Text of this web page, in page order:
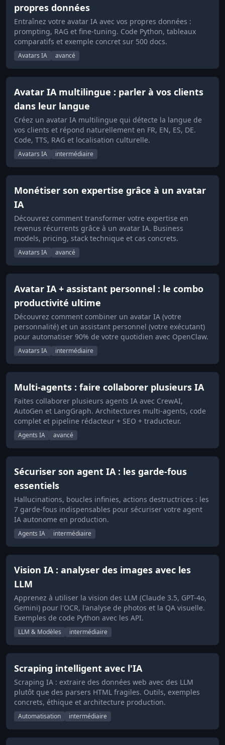
propres données
Entraînez votre avatar IA avec vos propres données :
prompting, RAG et fine-tuning. Code Python, tableaux
comparatifs et exemple concret sur 500 docs.
Avatars IA avancé
Avatar IA multilingue : parler à vos clients
dans leur langue
Créez un avatar IA multilingue qui détecte la langue de
vos clients et répond naturellement en FR, EN, ES, DE.
Code, TTS, RAG et localisation culturelle.
Avatars IA intermédiaire
Monétiser son expertise grâce à un avatar
IA
Découvrez comment transformer votre expertise en
revenus récurrents grâce à un avatar IA. Business
models, pricing, stack technique et cas concrets.
Avatars IA avancé
Avatar IA + assistant personnel : le combo
productivité ultime
Découvrez comment combiner un avatar IA (votre
personnalité) et un assistant personnel (votre exécutant)
pour automatiser 90% de votre quotidien avec OpenClaw.
Avatars IA intermédiaire
Multi-agents : faire collaborer plusieurs IA
Faites collaborer plusieurs agents IA avec CrewAI,
AutoGen et LangGraph. Architectures multi-agents, code
complet et pipeline rédacteur + SEO + traducteur.
Agents IA avancé
Sécuriser son agent IA : les garde-fous
essentiels
Hallucinations, boucles infinies, actions destructrices : les
7 garde-fous indispensables pour sécuriser votre agent
IA autonome en production.
Agents IA intermédiaire
Vision IA : analyser des images avec les
LLM
Apprenez à utiliser la vision des LLM (Claude 3.5, GPT-4o,
Gemini) pour l'OCR, l'analyse de photos et la QA visuelle.
Exemples de code Python avec les API.
LLM & Modèles intermédiaire
Scraping intelligent avec l'IA
Scraping IA : extraire des données web avec des LLM
plutôt que des parsers HTML fragiles. Outils, exemples
concrets, éthique et architecture production.
Automatisation intermédiaire